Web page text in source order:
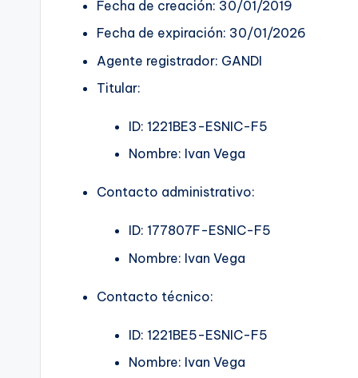
Fecha de creación: 30/01/2019
Fecha de expiración: 30/01/2026
Agente registrador: GANDI
Titular:
ID: 1221BE3-ESNIC-F5
Nombre: Ivan Vega
Contacto administrativo:
ID: 177807F-ESNIC-F5
Nombre: Ivan Vega
Contacto técnico:
ID: 1221BE5-ESNIC-F5
Nombre: Ivan Vega